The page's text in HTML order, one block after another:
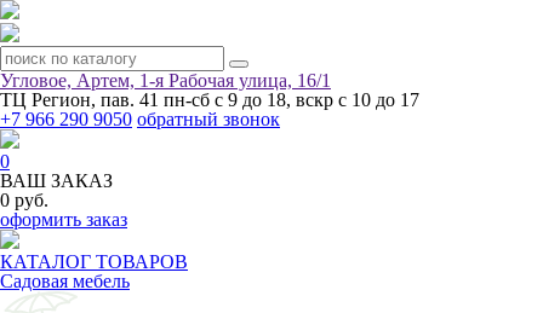
Угловое, Артем, ​1-я Рабочая улица, 16/1
ТЦ Регион, пав. 41 пн-сб с 9 до 18, вскр с 10 до 17
+7 966 290 9050 обратный звонок
0
ВАШ ЗАКАЗ
0 руб.
оформить заказ
КАТАЛОГ ТОВАРОВ
Садовая мебель